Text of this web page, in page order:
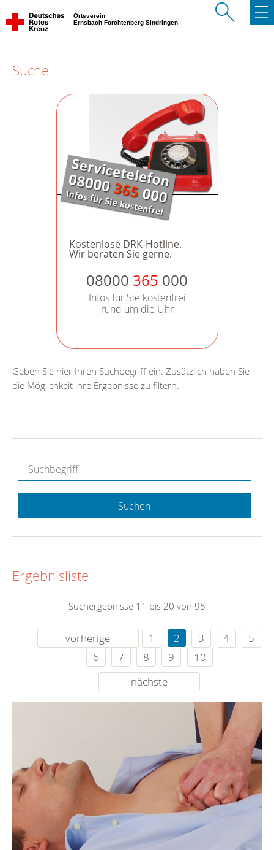
Ortsverein
Ernsbach Forchtenberg Sindringen
Suche
Kostenlose DRK-Hotline.
Wir beraten Sie gerne.
08000 365 000
Infos für Sie kostenfrei
rund um die Uhr
Geben Sie hier Ihren Suchbegriff ein. Zusätzlich haben Sie
die Möglichkeit ihre Ergebnisse zu filtern.
Suchen
Ergebnisliste
Suchergebnisse 11 bis 20 von 95
vorherige 1 2 3 4
5
6
7 8 9
10
nächste